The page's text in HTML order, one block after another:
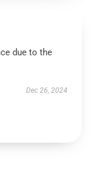
due to the
Dec 26, 2024